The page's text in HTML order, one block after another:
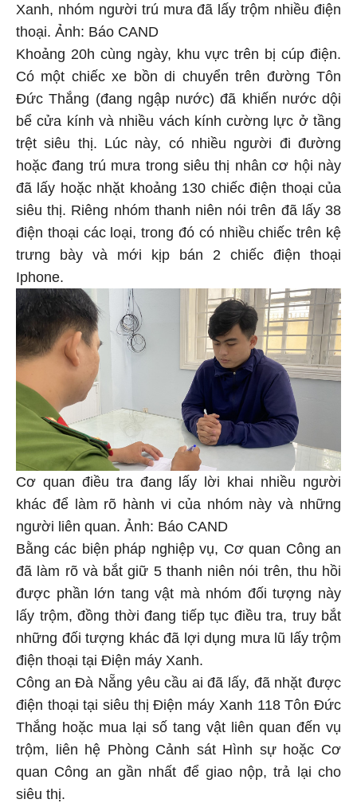
Xanh, nhóm người trú mưa đã lấy trộm nhiều điện
thoại. Ảnh: Báo CAND
Khoảng 20h cùng ngày, khu vực trên bị cúp điện.
Có một chiếc xe bồn di chuyển trên đường Tôn
Đức Thắng (đang ngập nước) đã khiến nước dội
bể cửa kính và nhiều vách kính cường lực ở tầng
trệt siêu thị. Lúc này, có nhiều người đi đường
hoặc đang trú mưa trong siêu thị nhân cơ hội này
đã lấy hoặc nhặt khoảng 130 chiếc điện thoại của
siêu thị. Riêng nhóm thanh niên nói trên đã lấy 38
điện thoại các loại, trong đó có nhiều chiếc trên kệ
trưng bày và mới kịp bán 2 chiếc điện thoại
Iphone.
Cơ quan điều tra đang lấy lời khai nhiều người
khác để làm rõ hành vi của nhóm này và những
người liên quan. Ảnh: Báo CAND
Bằng các biện pháp nghiệp vụ, Cơ quan Công an
đã làm rõ và bắt giữ 5 thanh niên nói trên, thu hồi
được phần lớn tang vật mà nhóm đối tượng này
lấy trộm, đồng thời đang tiếp tục điều tra, truy bắt
những đối tượng khác đã lợi dụng mưa lũ lấy trộm
điện thoại tại Điện máy Xanh.
Công an Đà Nẵng yêu cầu ai đã lấy, đã nhặt được
điện thoại tại siêu thị Điện máy Xanh 118 Tôn Đức
Thắng hoặc mua lại số tang vật liên quan đến vụ
trộm, liên hệ Phòng Cảnh sát Hình sự hoặc Cơ
quan Công an gần nhất để giao nộp, trả lại cho
siêu thị.